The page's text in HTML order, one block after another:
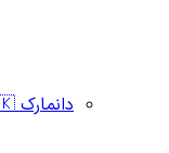
دانمارک 🇩🇰